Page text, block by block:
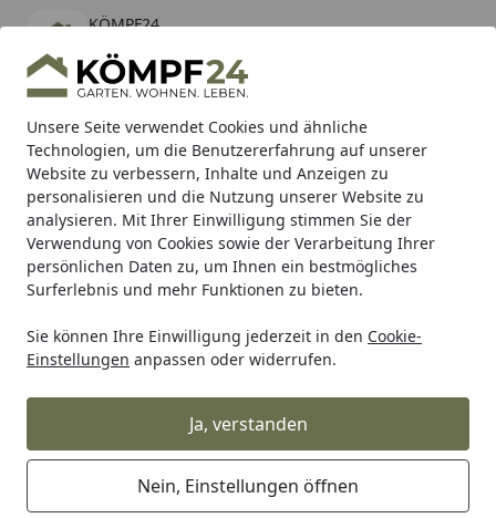
Unsere Seite verwendet Cookies und ähnliche
Technologien, um die Benutzererfahrung auf unserer
Website zu verbessern, Inhalte und Anzeigen zu
personalisieren und die Nutzung unserer Website zu
analysieren. Mit Ihrer Einwilligung stimmen Sie der
Verwendung von Cookies sowie der Verarbeitung Ihrer
persönlichen Daten zu, um Ihnen ein bestmögliches
Surferlebnis und mehr Funktionen zu bieten.
Sie können Ihre Einwilligung jederzeit in den Cookie-
Einstellungen anpassen oder widerrufen.
Ja, verstanden
Nein, Einstellungen öffnen
KÖMPF24
kostenlos - Im App Store
Hotline
Alle Produkte
Mein Konto
Suchen
Karibu Pools inkl. gratis Sandfilteranlage & Pool-
Starterset (Gesamtwert bis 468,99€)
Startseite
biOrb Aquarien & Terrarien Cube MCR Aquarium
biorb Cube MCR Aquarium
Ihre Artikelübersicht
Kategorien